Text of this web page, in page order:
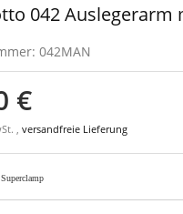
042 Auslegerarm
042MAN
€
,versandfreie Lieferung